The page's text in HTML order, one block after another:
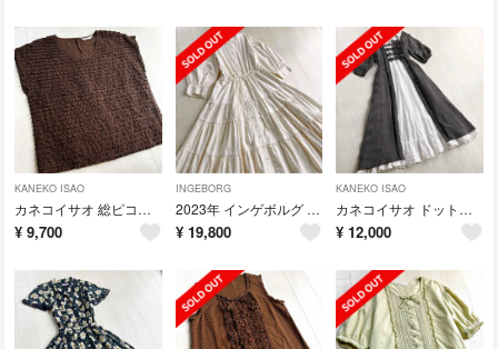
KANEKO ISAO
カネコイサオ 総ピコフリル 茶色 ブラウス
¥ 9,700
INGEBORG
2023年 インゲボルグ 生成色 お花モチーフ デニム ワンピース
¥ 19,800
KANEKO ISAO
カネコイサオ ドット柄 リボン 倒しタック ピコレース オーバーワンピース
¥ 12,000